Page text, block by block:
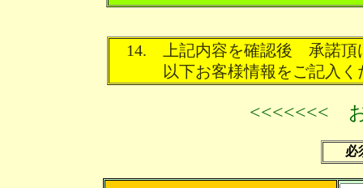
14. 上記内容を確認後 承諾頂
以下お客様情報をご記入く
<<<<<<<
必